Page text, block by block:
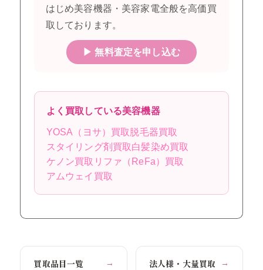
はじめ美容機器・美容家電全般を高価買
取しております。
▶ 無料査定を申し込む
よく買取している美容機器
YOSA（ヨサ）買取 脱毛器買取
スタイリング剤買取白髪染め買取
ケノン買取 リファ（ReFa）買取
アムウェイ買取
買取品目一覧 → 法人様・大量買取 →